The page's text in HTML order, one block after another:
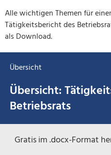
Alle wichtigen Themen für
Tätigkeitsbericht des
als Download.
Übersicht
Übersicht:
Betriebsrats
Gratis im .docx-Format